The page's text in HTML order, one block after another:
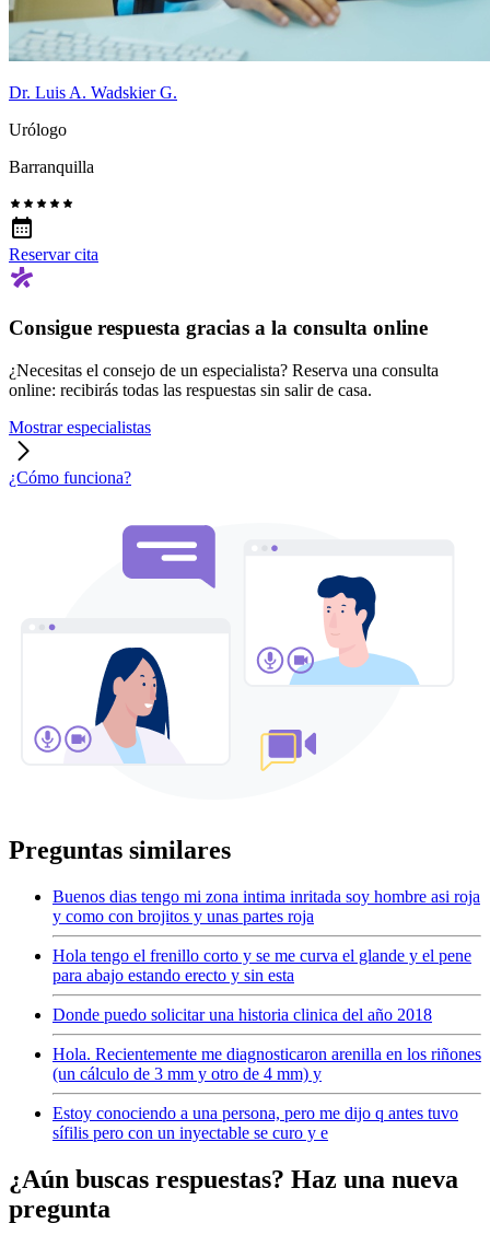
Dr. Luis A. Wadskier G.
Urólogo
Barranquilla
Reservar cita
Consigue respuesta gracias a la consulta online
¿Necesitas el consejo de un especialista? Reserva una consulta
online: recibirás todas las respuestas sin salir de casa.
Mostrar especialistas
¿Cómo funciona?
Preguntas similares
Buenos dias tengo mi zona intima inritada soy hombre asi roja
y como con brojitos y unas partes roja
Hola tengo el frenillo corto y se me curva el glande y el pene
para abajo estando erecto y sin esta
Donde puedo solicitar una historia clinica del año 2018
Hola. Recientemente me diagnosticaron arenilla en los riñones
(un cálculo de 3 mm y otro de 4 mm) y
Estoy conociendo a una persona, pero me dijo q antes tuvo
sífilis pero con un inyectable se curo y e
¿Aún buscas respuestas? Haz una nueva
pregunta